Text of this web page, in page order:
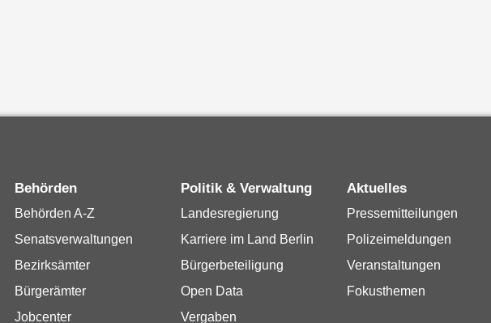
Behörden
Behörden A-Z
Senatsverwaltungen
Bezirksämter
Bürgerämter
Jobcenter
Politik & Verwaltung
Landesregierung
Karriere im Land Berlin
Bürgerbeteiligung
Open Data
Vergaben
Aktuelles
Pressemitteilungen
Polizeimeldungen
Veranstaltungen
Fokusthemen